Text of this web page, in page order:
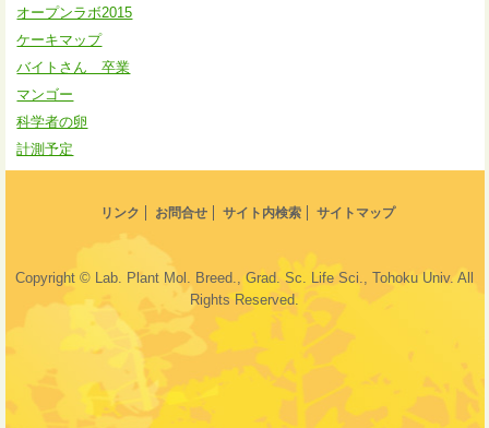
オープンラボ2015
ケーキマップ
バイトさん 卒業
マンゴー
科学者の卵
計測予定
最新記事のRSS
リンク お問合せ サイト内検索 サイトマップ
Copyright © Lab. Plant Mol. Breed., Grad. Sc. Life Sci., Tohoku Univ. All
Rights Reserved.